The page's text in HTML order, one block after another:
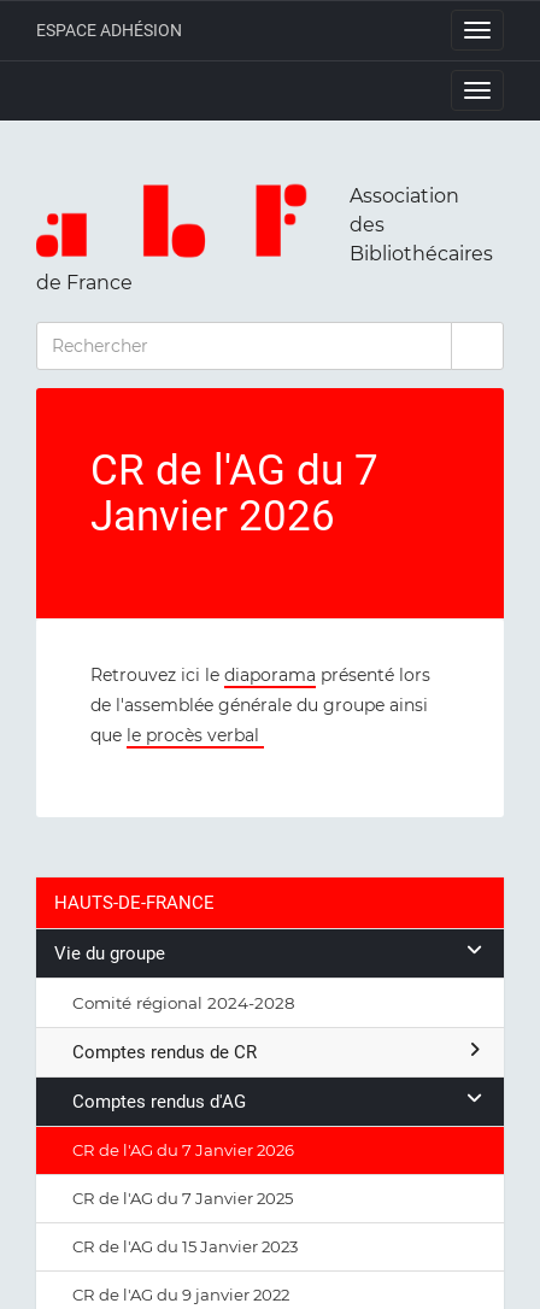
Toggle
ESPACE ADHÉSION
Toggle
Association
des
Bibliothécaires
de France
RECHERCHER
CR de l'AG du 7
Janvier 2026
Retrouvez ici le diaporama présenté lors
de l'assemblée générale du groupe ainsi
que le procès verbal
HAUTS-DE-FRANCE
Vie du groupe
Comité régional 2024-2028
Comptes rendus de CR
Comptes rendus d'AG
CR de l'AG du 7 Janvier 2026
CR de l'AG du 7 Janvier 2025
CR de l'AG du 15 Janvier 2023
CR de l'AG du 9 janvier 2022